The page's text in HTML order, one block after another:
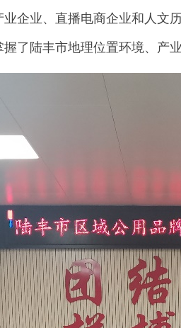
企业、直播电商企业和人
了陆丰市地理位置环境、产